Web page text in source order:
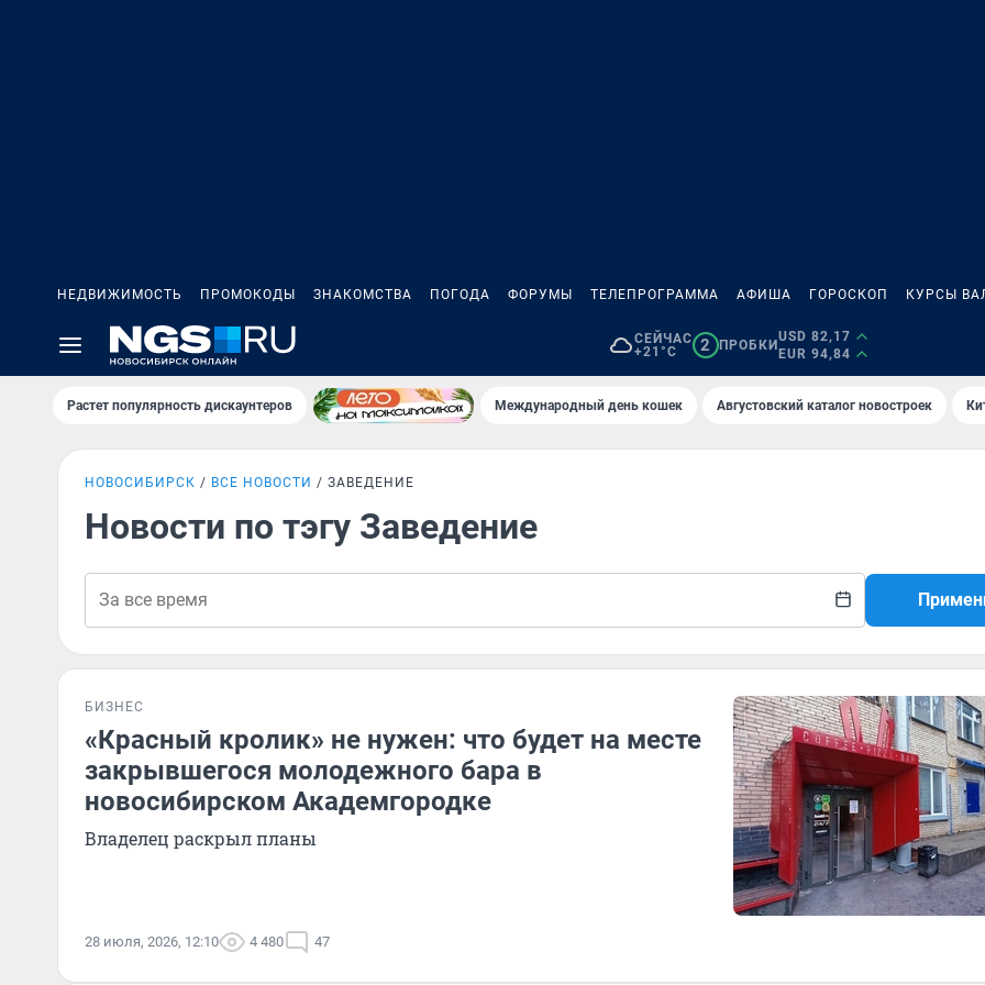
НЕДВИЖИМОСТЬ ПРОМОКОДЫ ЗНАКОМСТВА ПОГОДА ФОРУМЫ ТЕЛЕПРОГРАММА АФИША ГОРОСКОП КУРСЫ
СЕЙЧАС
+21°C
2 ПРОБКИ
USD 82,17
EUR 94,84
Растет популярность дискаунтеров Международный день кошек Августовский каталог новостроек
НОВОСИБИРСК ВСЕ НОВОСТИ ЗАВЕДЕНИЕ
Новости по тэгу Заведение
БИЗНЕС
«Красный кролик» не нужен: что будет на месте
закрывшегося молодежного бара в
новосибирском Академгородке
Владелец раскрыл планы
28 июля, 2026, 12:10 4 480 47